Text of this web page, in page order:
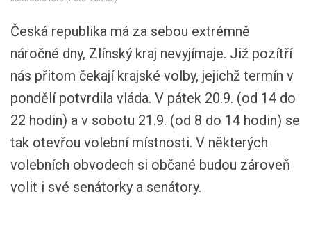
Česká republika má za sebou extrémně
náročné dny, Zlínský kraj nevyjímaje. Již pozítří
nás přitom čekají krajské volby, jejichž termín v
pondělí potvrdila vláda. V pátek 20.9. (od 14 do
22 hodin) a v sobotu 21.9. (od 8 do 14 hodin) se
tak otevřou volební místnosti. V některých
volebních obvodech si občané budou zároveň
volit i své senátorky a senátory.